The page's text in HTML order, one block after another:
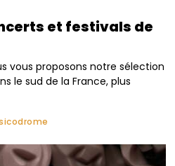
et festivals de
vous proposons notre sélection
le sud de la France, plus